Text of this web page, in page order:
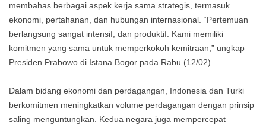
membahas berbagai aspek kerja sama strategis, termasuk
ekonomi, pertahanan, dan hubungan internasional. “Pertemuan
berlangsung sangat intensif, dan produktif. Kami memiliki
komitmen yang sama untuk memperkokoh kemitraan,” ungkap
Presiden Prabowo di Istana Bogor pada Rabu (12/02).
Dalam bidang ekonomi dan perdagangan, Indonesia dan Turki
berkomitmen meningkatkan volume perdagangan dengan prinsip
saling menguntungkan. Kedua negara juga mempercepat